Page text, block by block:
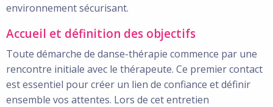
environnement sécurisant.
Accueil et définition des objectifs
Toute démarche de danse-thérapie commence par une
rencontre initiale avec le thérapeute. Ce premier contact
est essentiel pour créer un lien de confiance et définir
ensemble vos attentes. Lors de cet entretien